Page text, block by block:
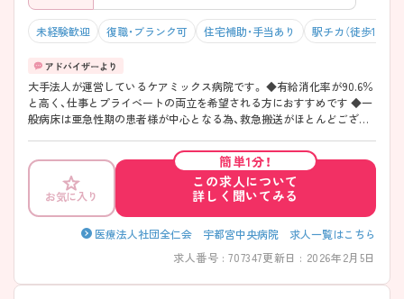
未経験歓迎 復職・ブランク可 住宅補助・手当あり 駅チカ（徒歩10分以
大手法人が運営しているケアミックス病院です。 ◆有給消化率が90.6％
と高く、仕事とプライベートの両立を希望される方におすすめです ◆一
般病床は亜急性期の患者様が中心となる為、救急搬送がほとんどござい
ールなど気にせずゆっくり休むことができます。また、夜勤帯の体制は
看護師2名＋看護助手が数名いらっしゃるので何か合ったときも周りと
協力して対応ができるため安心です。
お気に入り
簡単1分！
この求人について
詳しく聞いてみる
医療法人社団全仁会 宇都宮中央病院 求人一覧はこちら
求人番号 : 707347更新日 : 2026年2月5日